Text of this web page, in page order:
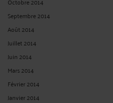
Septembre 2014
Août 2014
Juillet 2014
Juin 2014
Mars 2014
Février 2014
Janvier 2014